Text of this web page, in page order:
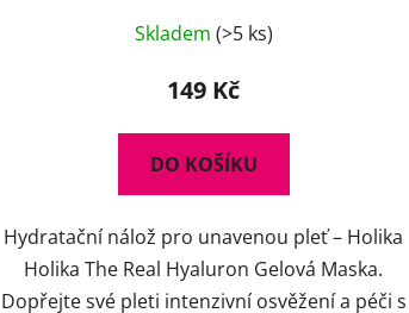
Skladem (>5 ks)
149 Kč
DO KOŠÍKU
Hydratační nálož pro unavenou pleť – Holika
Holika The Real Hyaluron Gelová Maska.
Dopřejte své pleti intenzivní osvěžení a péči s